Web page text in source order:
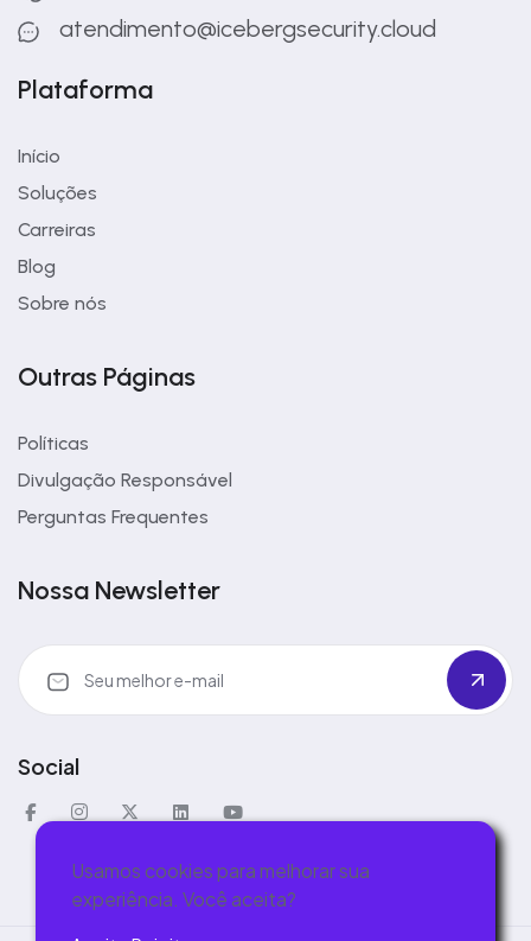
Usamos cookies para melhorar sua
experiência. Você aceita?
atendimento@icebergsecurity.cloud
Plataforma
Início
Soluções
Carreiras
Blog
Sobre nós
Outras Páginas
Políticas
Divulgação Responsável
Perguntas Frequentes
Nossa Newsletter
Social